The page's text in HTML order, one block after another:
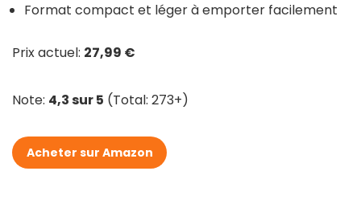
Format compact et léger à emporter facilement
Prix actuel: 27,99 €
Note: 4,3 sur 5 (Total: 273+)
Acheter sur Amazon